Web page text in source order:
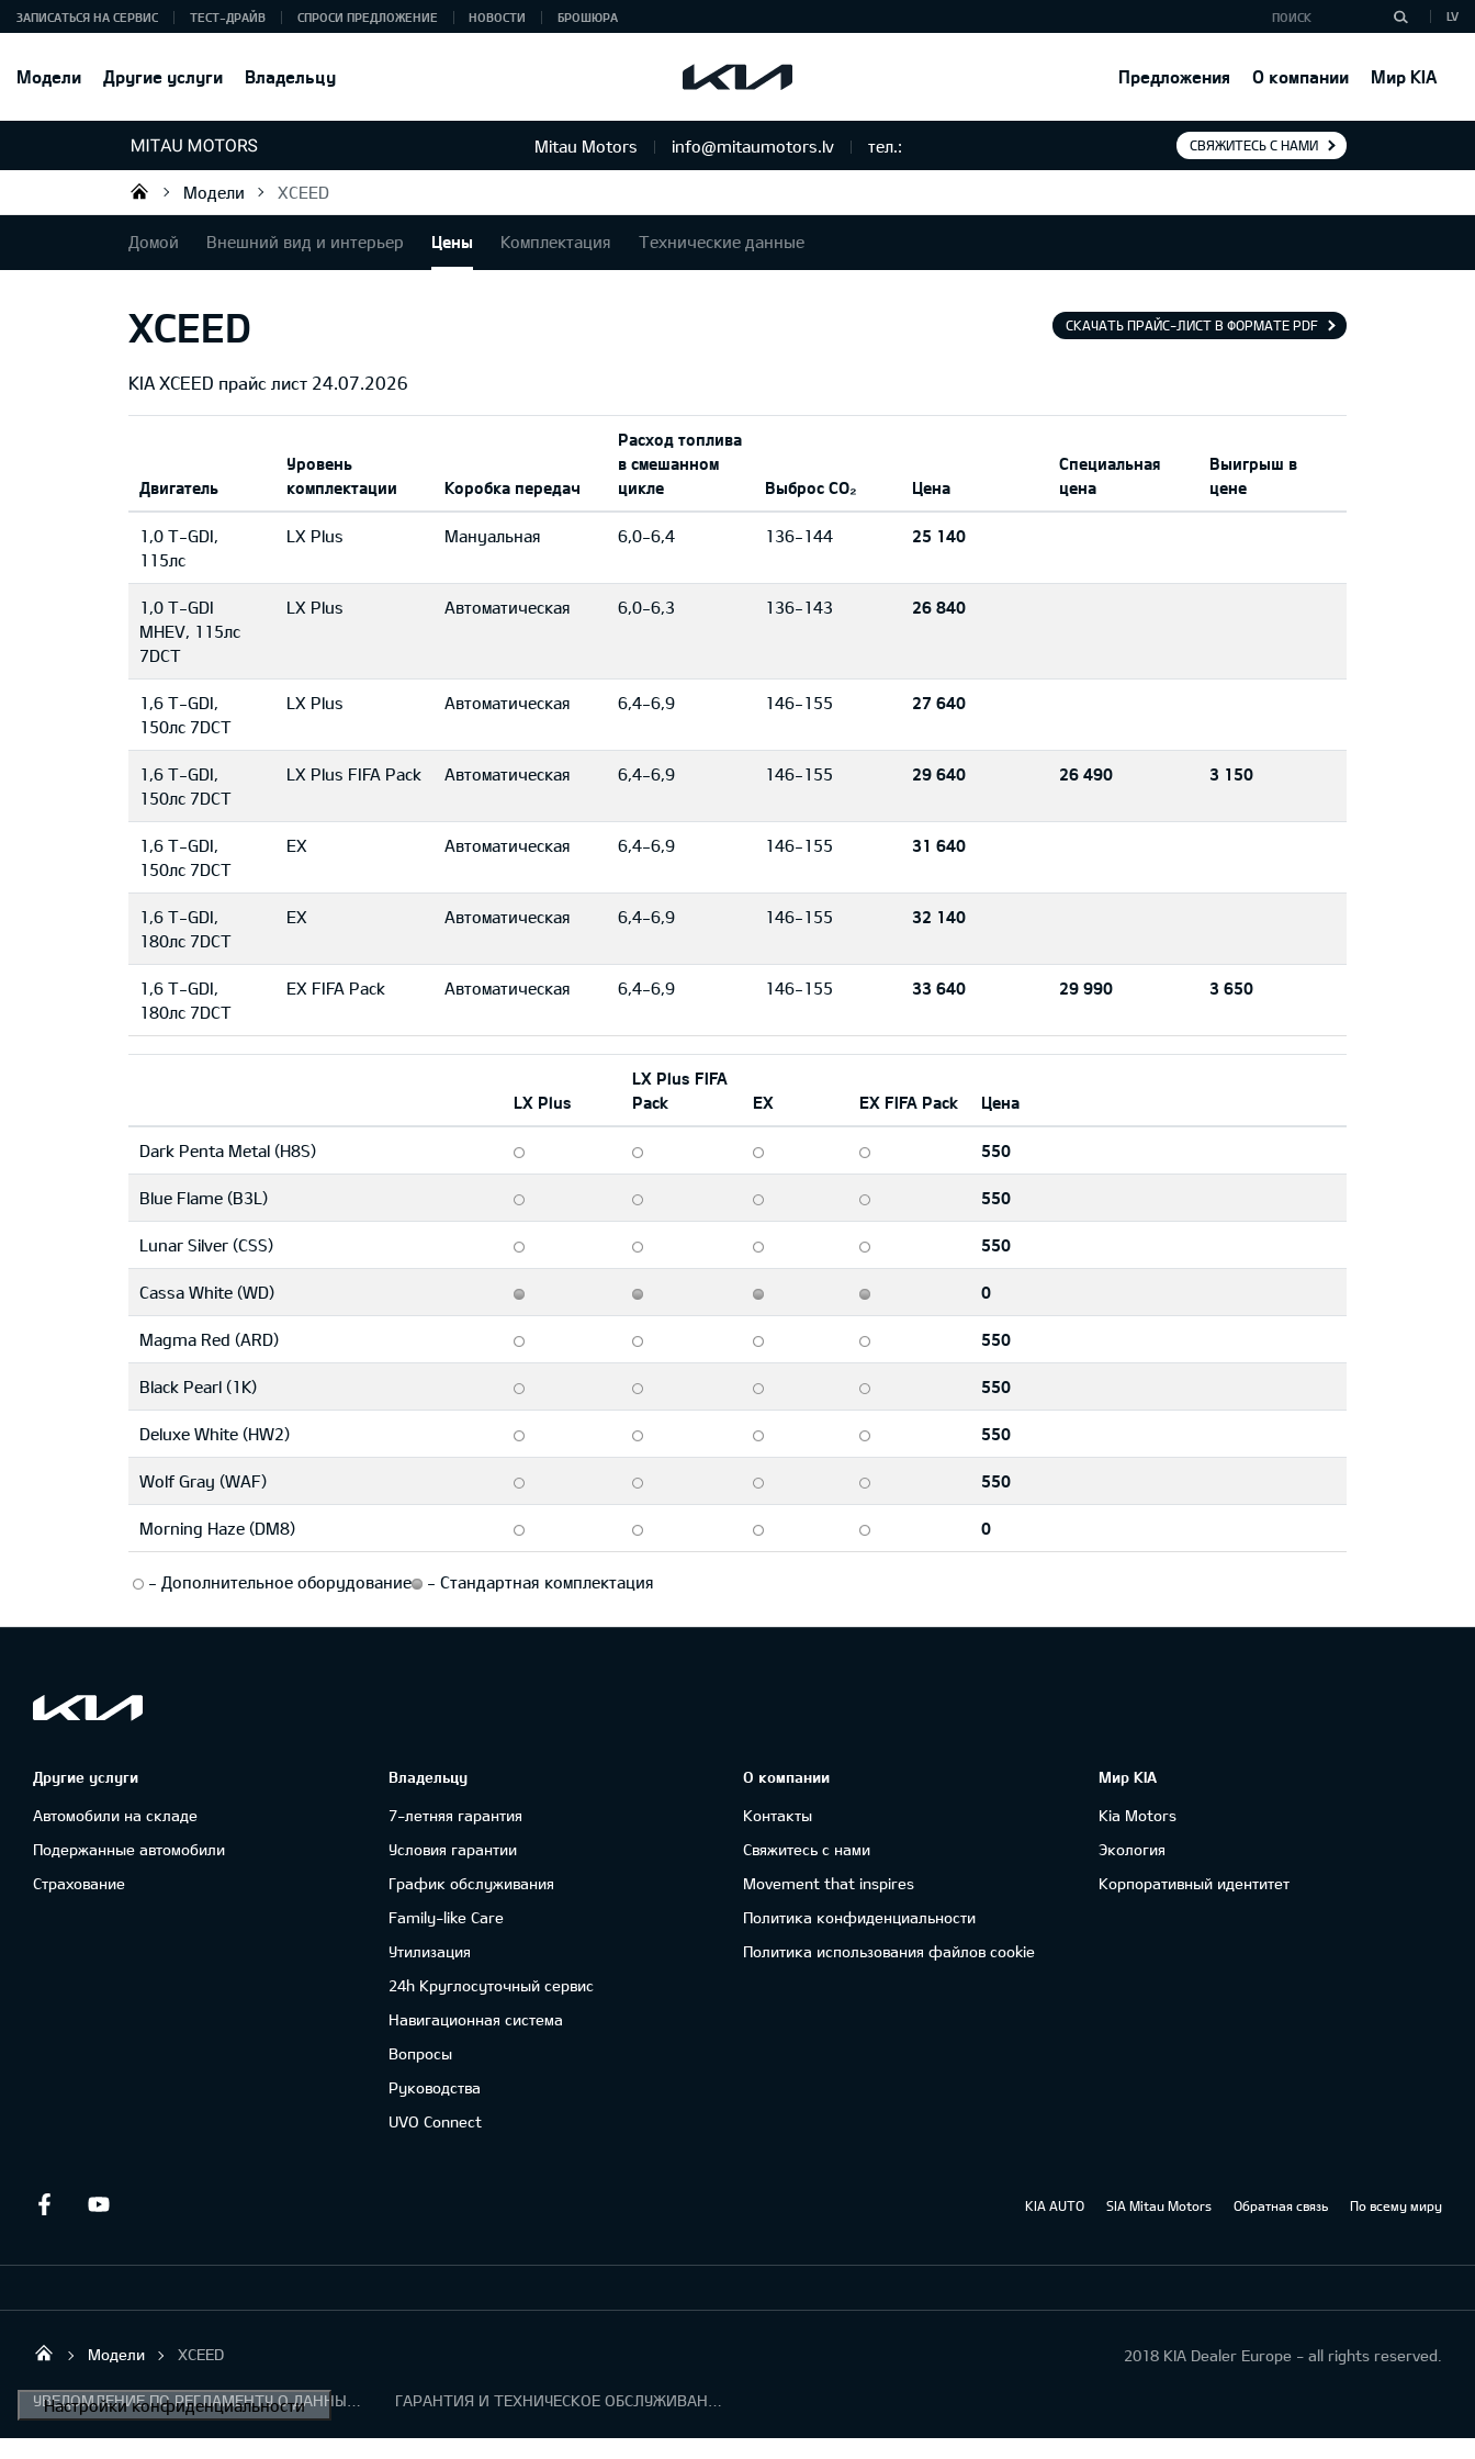
Модели Другие услуги Владельцу Предложения О компании Мир KIA
ЗАПИСАТЬСЯ НА СЕРВИС ТЕСТ-ДРАЙВ СПРОСИ ПРЕДЛОЖЕНИЕ НОВОСТИ БРОШЮРА LV
Mitau Motors info@mitaumotors.lv тел.: СВЯЖИТЕСЬ С НАМИ
Mitau Motors
Модели XCEED
Домой Внешний вид и интерьер Цены Комплектация Технические данные
СКАЧАТЬ ПРАЙС-ЛИСТ В ФОРМАТЕ PDF
XCEED
KIA XCEED прайс лист 24.07.2026
Двигатель
Уровень
комплектации
Коробка передач
Расход топлива
в смешанном
цикле
Выброс CO₂ Цена
Специальная
цена
Выигрыш в
цене
1,0 T-GDI,
115лс
LX Plus Mануальная 6,0-6,4 136-144 25 140
1,0 T-GDI
MHEV, 115лс
7DCT
LX Plus Автоматическая 6,0-6,3 136-143 26 840
1,6 T-GDI,
150лс 7DCT
LX Plus Автоматическая 6,4-6,9 146-155 27 640
1,6 T-GDI,
150лс 7DCT
LX Plus FIFA Pack Автоматическая 6,4-6,9 146-155 29 640 26 490 3 150
1,6 T-GDI,
150лс 7DCT
EX Автоматическая 6,4-6,9 146-155 31 640
1,6 T-GDI,
180лс 7DCT
EX Автоматическая 6,4-6,9 146-155 32 140
1,6 T-GDI,
180лс 7DCT
EX FIFA Pack Автоматическая 6,4-6,9 146-155 33 640 29 990 3 650
LX Plus
LX Plus FIFA
Pack
EX EX FIFA Pack Цена
Dark Penta Metal (H8S) 550
Blue Flame (B3L) 550
Lunar Silver (CSS) 550
Cassa White (WD) 0
Magma Red (ARD) 550
Black Pearl (1K) 550
Deluxe White (HW2) 550
Wolf Gray (WAF) 550
Morning Haze (DM8) 0
- Дополнительное оборудование - Стандартная комплектация
Другие услуги
Автомобили на складе
Подержанные автомобили
Cтрахование
Владельцу
7-летняя гарантия
Условия гарантии
График обслуживания
Family-like Care
Утилизация
24h Круглосуточный сервис
Навигационная система
Вопросы
Руководства
UVO Connect
О компании
Контакты
Свяжитесь с нами
Movement that inspires
Политика конфиденциальности
Политика использования файлов cookie
Мир KIA
Kia Motors
Экология
Корпоративный идентитет
Facebook KIA AUTO SIA Mitau Motors Обратная связь По всему миру
Mitau Motors
Модели XCEED 2018 KIA Dealer Europe - all rights reserved.